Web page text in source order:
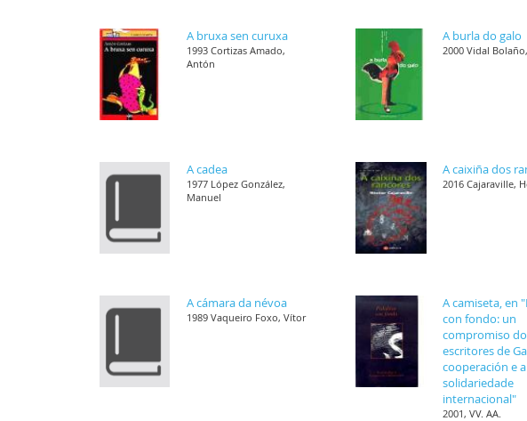
A bruxa sen curuxa
1993 Cortizas Amado,
Antón
A burla do galo
2000 Vidal
A cadea
1977 López González,
Manuel
A caixiña dos
2016 Cajaraville,
A cámara da névoa
1989 Vaqueiro Foxo, Vítor
A camiseta, en
con fondo: un
compromiso
escritores de
cooperación e a
solidariedade
internacional"
2001, VV. AA.